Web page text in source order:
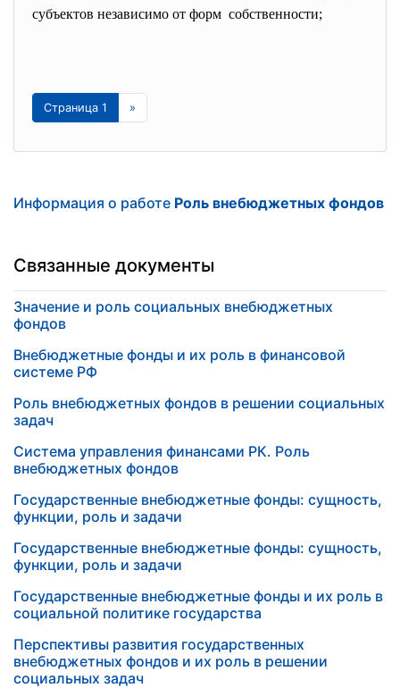
субъектов независимо от форм собственности;
Страница 1 »
Информация о работе Роль внебюджетных фондов
Связанные документы
Значение и роль социальных внебюджетных
фондов
Внебюджетные фонды и их роль в финансовой
системе РФ
Роль внебюджетных фондов в решении социальных
задач
Система управления финансами РК. Роль
внебюджетных фондов
Государственные внебюджетные фонды: сущность,
функции, роль и задачи
Государственные внебюджетные фонды: сущность,
функции, роль и задачи
Государственные внебюджетные фонды и их роль в
социальной политике государства
Перспективы развития государственных
внебюджетных фондов и их роль в решении
социальных задач